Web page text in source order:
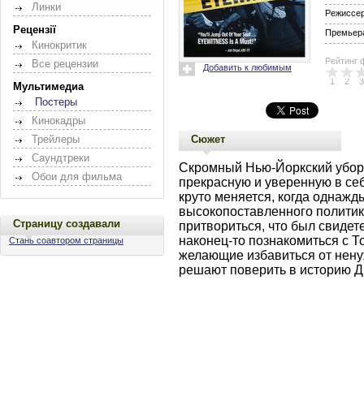
Линки
Рецензії
Кинокритик
Все рецензии
Мультимедиа
Постеры
Кинокадры
Трейлеры
Саундтреки
Обои для фильма
Страницу создавали
Стань соавтором страницы
Добавить к любимым
Рейтинг
1 2 3
Сюжет
Скромный Нью-Йоркский
прекрасную и уверенную в
круто меняется, когда
высокопоставленного
притвориться, что был
наконец-то познакомиться с
желающие избавиться от
решают поверить в историю